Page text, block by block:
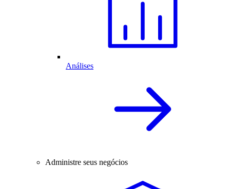
Análises
Administre seus negócios